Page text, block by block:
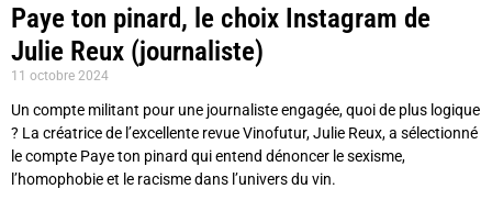
Paye ton pinard, le choix Instagram de
Julie Reux (journaliste)
11 octobre 2024
Un compte militant pour une journaliste engagée, quoi de plus logique
? La créatrice de l’excellente revue Vinofutur, Julie Reux, a sélectionné
le compte Paye ton pinard qui entend dénoncer le sexisme,
l’homophobie et le racisme dans l’univers du vin.